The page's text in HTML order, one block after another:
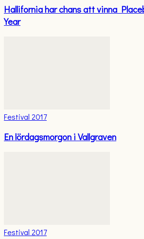
Hallifornia har chans att vinna
Year
Festival 2017
En lördagsmorgon i Vallgraven
Festival 2017